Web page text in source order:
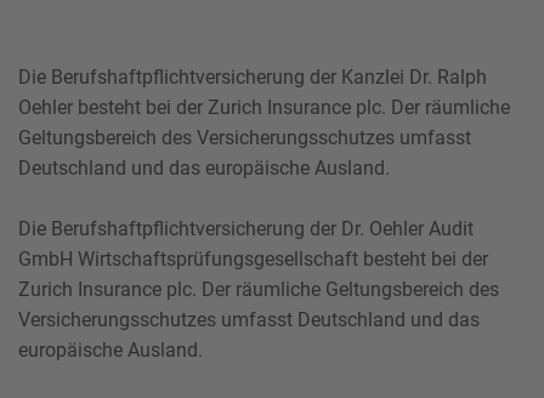
Die Berufshaftpflichtversicherung der Kanzlei Dr. Ralph
Oehler besteht bei der Zurich Insurance plc. Der räumliche
Geltungsbereich des Versicherungsschutzes umfasst
Deutschland und das europäische Ausland.
Die Berufshaftpflichtversicherung der Dr. Oehler Audit
GmbH Wirtschaftsprüfungsgesellschaft besteht bei der
Zurich Insurance plc. Der räumliche Geltungsbereich des
Versicherungsschutzes umfasst Deutschland und das
europäische Ausland.